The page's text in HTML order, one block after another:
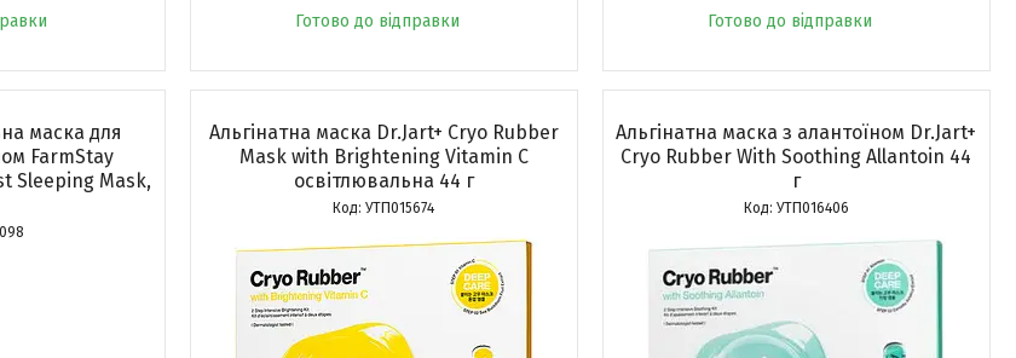
Готово до відправки Готово до відправки
маска для
FarmStay
Sleeping Mask,
Альгінатна маска Dr.Jart+ Cryo Rubber
Mask with Brightening Vitamin C
освітлювальна 44 г
УТП015674
Альгінатна маска з алантоїном Dr.Jart+
Cryo Rubber With Soothing Allantoin 44
г
УТП016406